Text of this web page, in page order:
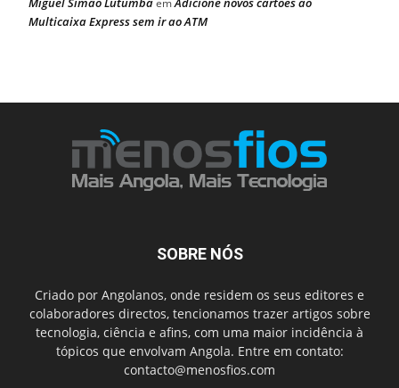
Multicaixa Express sem ir ao ATM
SOBRE NÓS
Criado por Angolanos, onde residem os seus editores e
colaboradores directos, tencionamos trazer artigos sobre
tecnologia, ciência e afins, com uma maior incidência à
tópicos que envolvam Angola. Entre em contato:
contacto@menosfios.com